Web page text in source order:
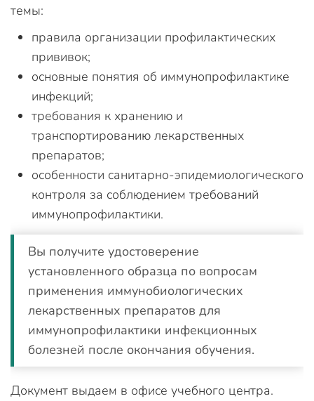
темы:
правила организации профилактических
прививок;
основные понятия об иммунопрофилактике
инфекций;
требования к хранению и
транспортированию лекарственных
препаратов;
особенности санитарно-эпидемиологического
контроля за соблюдением требований
иммунопрофилактики.
Вы получите удостоверение
установленного образца по вопросам
применения иммунобиологических
лекарственных препаратов для
иммунопрофилактики инфекционных
болезней после окончания обучения.
Документ выдаем в офисе учебного центра.